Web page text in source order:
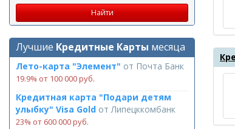
Лучшие Кредитные Карты месяца
Лето-карта "Элемент" от Почта Банк
19.9% от 100 000 руб.
Кредитная карта "Подари детям
улыбку" Visa Gold отЛипецккомбанк
23% от 600 000 руб.